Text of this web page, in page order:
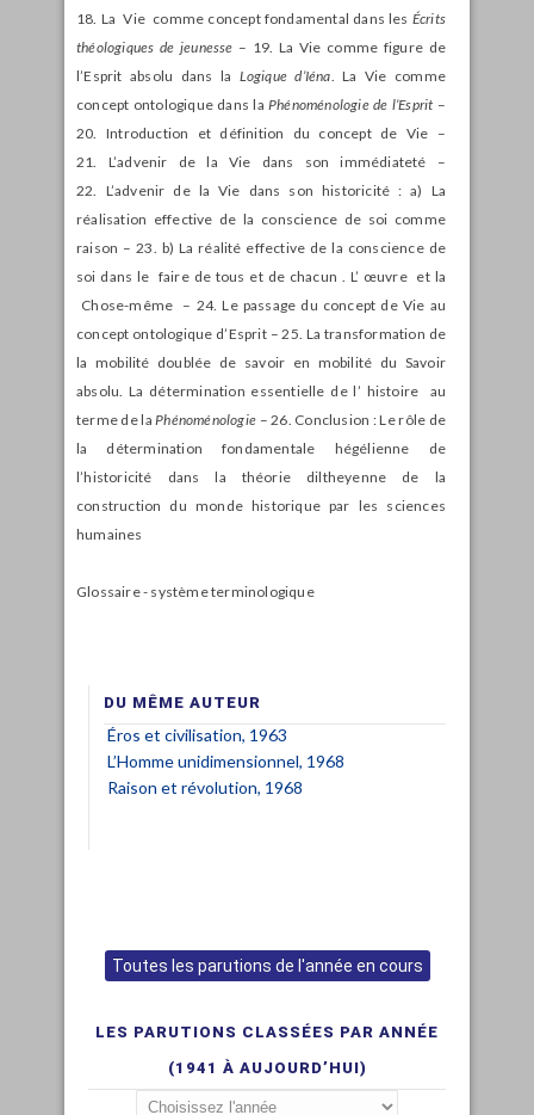
18. La Vie comme concept fondamental dans les Écrits
théologiques de jeunesse – 19. La Vie comme figure de
l’Esprit absolu dans la Logique d’Iéna . La Vie comme
concept ontologique dans la Phénoménologie de l’Esprit –
20. Introduction et définition du concept de Vie –
21. L’advenir de la Vie dans son immédiateté –
22. L’advenir de la Vie dans son historicité : a) La
réalisation effective de la conscience de soi comme
raison – 23. b) La réalité effective de la conscience de
soi dans le faire de tous et de chacun . L’ œuvre et la
Chose-même – 24. Le passage du concept de Vie au
concept ontologique d’Esprit – 25. La transformation de
la mobilité doublée de savoir en mobilité du Savoir
absolu. La détermination essentielle de l’ histoire au
terme de la Phénoménologie – 26. Conclusion : Le rôle de
la détermination fondamentale hégélienne de
l’historicité dans la théorie diltheyenne de la
construction du monde historique par les sciences
humaines
Glossaire - système terminologique
DU MÊME AUTEUR
Éros et civilisation, 1963
L’Homme unidimensionnel, 1968
Raison et révolution, 1968
Toutes les parutions de l'année en cours
LES PARUTIONS CLASSÉES PAR ANNÉE
(1941 À AUJOURD’HUI)